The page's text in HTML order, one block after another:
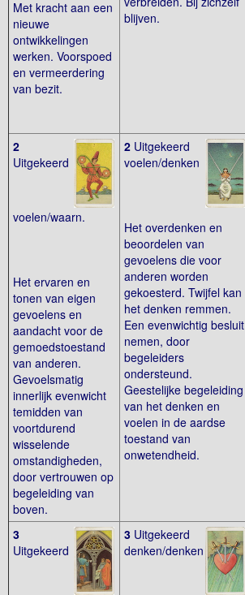
Met kracht aan een
nieuwe
ontwikkelingen
werken. Voorspoed
en vermeerdering
van bezit.
blijven.
2
Uitgekeerd
voelen/waarn.
Het ervaren en
tonen van eigen
gevoelens en
aandacht voor de
gemoedstoestand
van anderen.
Gevoelsmatig
innerlijk evenwicht
temidden van
voortdurend
wisselende
omstandigheden,
door vertrouwen op
begeleiding van
boven.
2 Uitgekeerd
voelen/denken
Het overdenken en
beoordelen van
gevoelens die voor
anderen worden
gekoesterd. Twijfel kan
het denken remmen.
Een evenwichtig besluit
nemen, door
begeleiders
ondersteund.
Geestelijke begeleiding
van het denken en
voelen in de aardse
toestand van
onwetendheid.
3
Uitgekeerd
3 Uitgekeerd
denken/denken